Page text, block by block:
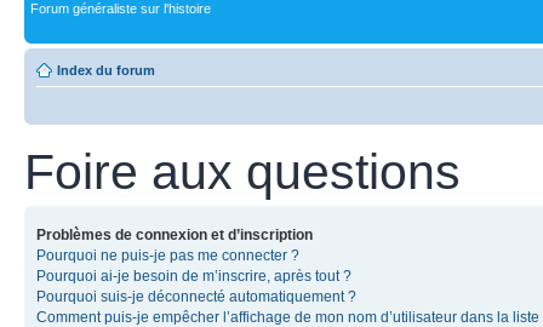
Forum généraliste sur l'histoire
Index du forum
Foire aux questions
Problèmes de connexion et d’inscription
Pourquoi ne puis-je pas me connecter ?
Pourquoi ai-je besoin de m’inscrire, après tout ?
Pourquoi suis-je déconnecté automatiquement ?
Comment puis-je empêcher l’affichage de mon nom d’utilisateur dans la liste